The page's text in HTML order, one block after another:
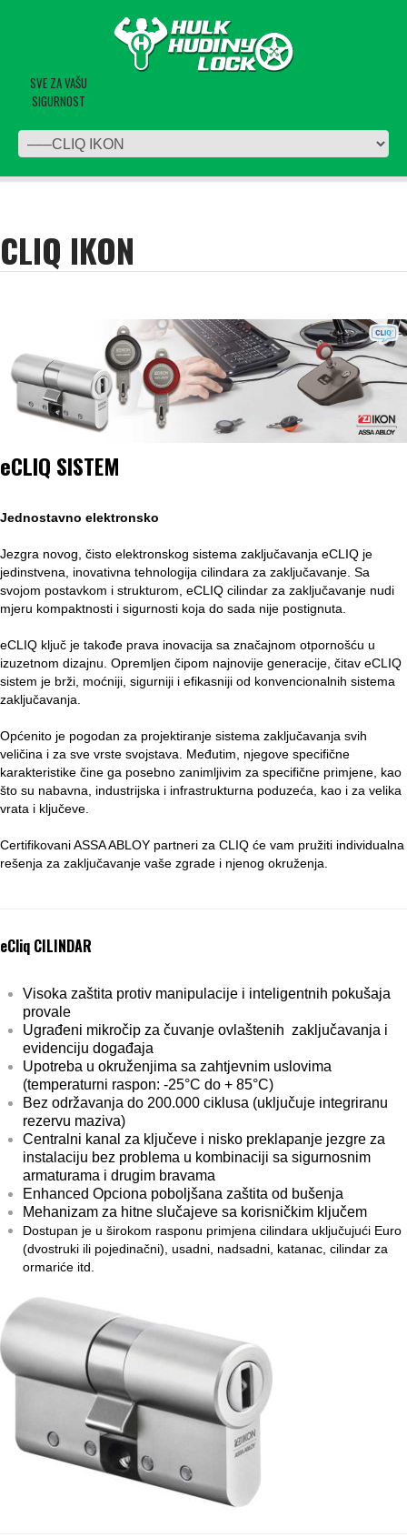
SVE ZA VAŠU
SIGURNOST
CLIQ IKON
eCLIQ SISTEM
Jednostavno elektronsko
Jezgra novog, čisto elektronskog sistema zaključavanja eCLIQ je
jedinstvena, inovativna tehnologija cilindara za zaključavanje. Sa
svojom postavkom i strukturom, eCLIQ cilindar za zaključavanje nudi
mjeru kompaktnosti i sigurnosti koja do sada nije postignuta.
eCLIQ ključ je takođe prava inovacija sa značajnom otpornošću u
izuzetnom dizajnu. Opremljen čipom najnovije generacije, čitav eCLIQ
sistem je brži, moćniji, sigurniji i efikasniji od konvencionalnih sistema
zaključavanja.
Općenito je pogodan za projektiranje sistema zaključavanja svih
veličina i za sve vrste svojstava. Međutim, njegove specifične
karakteristike čine ga posebno zanimljivim za specifične primjene, kao
što su nabavna, industrijska i infrastrukturna poduzeća, kao i za velika
vrata i ključeve.
Certifikovani ASSA ABLOY partneri za CLIQ će vam pružiti individualna
rešenja za zaključavanje vaše zgrade i njenog okruženja.
eCliq CILINDAR
Visoka zaštita protiv manipulacije i inteligentnih pokušaja
provale
Ugrađeni mikročip za čuvanje ovlaštenih zaključavanja i
evidenciju događaja
Upotreba u okruženjima sa zahtjevnim uslovima
(temperaturni raspon: -25°C do + 85°C)
Bez održavanja do 200.000 ciklusa (uključuje integriranu
rezervu maziva)
Centralni kanal za ključeve i nisko preklapanje jezgre za
instalaciju bez problema u kombinaciji sa sigurnosnim
armaturama i drugim bravama
Enhanced Opciona poboljšana zaštita od bušenja
Mehanizam za hitne slučajeve sa korisničkim ključem
Dostupan je u širokom rasponu primjena cilindara uključujući Euro
(dvostruki ili pojedinačni), usadni, nadsadni, katanac, cilindar za
ormariće itd.